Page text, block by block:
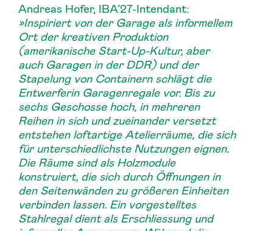
Andreas Hofer, IBA’27-Intendant:
»Inspiriert von der Garage als informellem
Ort der kreativen Produktion
(amerikanische Start-Up-Kultur, aber
auch Garagen in der DDR) und der
Stapelung von Containern schlägt die
Entwerferin Garagenregale vor. Bis zu
sechs Geschosse hoch, in mehreren
Reihen in sich und zueinander versetzt
entstehen loftartige Atelierräume, die sich
für unterschiedlichste Nutzungen eignen.
Die Räume sind als Holzmodule
konstruiert, die sich durch Öffnungen in
den Seitenwänden zu größeren Einheiten
verbinden lassen. Ein vorgestelltes
Stahlregal dient als Erschliessung und